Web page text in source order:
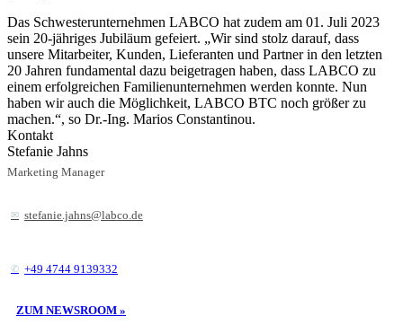
Das Schwesterunternehmen LABCO hat zudem am 01. Juli 2023
sein 20-jähriges Jubiläum gefeiert. „Wir sind stolz darauf, dass
unsere Mitarbeiter, Kunden, Lieferanten und Partner in den letzten
20 Jahren fundamental dazu beigetragen haben, dass LABCO zu
einem erfolgreichen Familienunternehmen werden konnte. Nun
haben wir auch die Möglichkeit, LABCO BTC noch größer zu
machen.“, so Dr.-Ing. Marios Constantinou.
Kontakt
Stefanie Jahns
Marketing Manager
stefanie.jahns@labco.de
+49 4744 9139332
ZUM NEWSROOM »